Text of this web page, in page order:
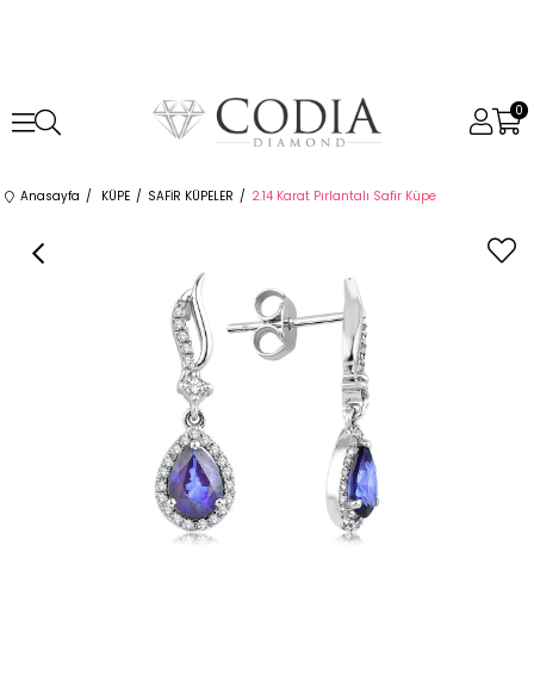
0
Anasayfa KÜPE SAFİR KÜPELER 2.14 Karat Pırlantalı Safir Küpe